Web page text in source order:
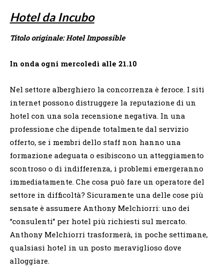
Hotel da Incubo
Titolo originale: Hotel Impossible
In onda ogni mercoledì alle 21.10
Nel settore alberghiero la concorrenza è feroce. I siti
internet possono distruggere la reputazione di un
hotel con una sola recensione negativa. In una
professione che dipende totalmente dal servizio
offerto, se i membri dello staff non hanno una
formazione adeguata o esibiscono un atteggiamento
scontroso o di indifferenza, i problemi emergeranno
immediatamente. Che cosa può fare un operatore del
settore in difficoltà? Sicuramente una delle cose più
sensate è assumere Anthony Melchiorri: uno dei
“consulenti” per hotel più richiesti sul mercato.
Anthony Melchiorri trasformerà, in poche settimane,
qualsiasi hotel in un posto meraviglioso dove
alloggiare.